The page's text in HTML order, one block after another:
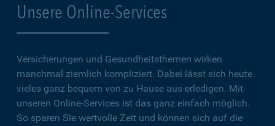
Unsere Online-Services
Versicherungen und Gesundheitsthemen wirken
manchmal ziemlich kompliziert. Dabei lässt sich heute
vieles ganz bequem von zu Hause aus erledigen. Mit
unseren Online-Services ist das ganz einfach möglich.
So sparen Sie wertvolle Zeit und können sich auf die